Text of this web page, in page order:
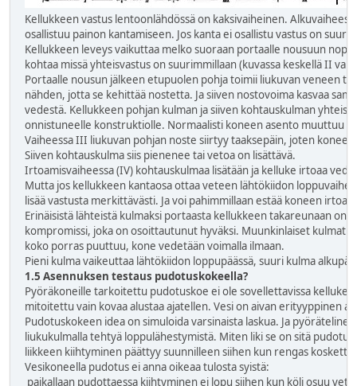
Kellukkeen vastus lentoonlähdössä on kaksivaiheinen.
osallistuu painon kantamiseen. Jos kanta ei osallistu vastus on
Kellukkeen leveys vaikuttaa melko suoraan portaalle nousuun
kohtaa missä yhteisvastus on suurimmillaan (kuvassa keskellä II
Portaalle nousun jälkeen etupuolen pohja toimii liukuvan veneen
nähden, jotta se kehittää nostetta. Ja siiven nostovoima kasvaa
vedestä. Kellukkeen pohjan kulman ja siiven kohtauskulman
onnistuneelle konstruktiolle. Normaalisti koneen asento muuttuu
Vaiheessa III liukuvan pohjan noste siirtyy taaksepäin, joten
Siiven kohtauskulma siis pienenee tai vetoa on lisättävä.
Irtoamisvaiheessa (IV) kohtauskulmaa lisätään ja kelluke irtoaa
Mutta jos kellukkeen kantaosa ottaa veteen lähtökiidon
lisää vastusta merkittävästi. Ja voi pahimmillaan estää koneen
Erinäisistä lähteistä kulmaksi portaasta kellukkeen takareunaan on
kompromissi, joka on osoittautunut hyväksi. Muunkinlaiset kulmat
koko porras puuttuu, kone vedetään voimalla ilmaan.
Pieni kulma vaikeuttaa lähtökiidon loppupäässä, suuri kulma
1.5 Asennuksen testaus pudotuskokeella?
Pyöräkoneille tarkoitettu pudotuskoe ei ole sovellettavissa
mitoitettu vain kovaa alustaa ajatellen. Vesi on aivan erityyppinen
Pudotuskokeen idea on simuloida varsinaista laskua. Ja
liukukulmalla tehtyä loppulähestymistä. Miten liki se on sitä
liikkeen kiihtyminen päättyy suunnilleen siihen kun rengas
Vesikoneella pudotus ei anna oikeaa tulosta syistä:
paikallaan pudottaessa kiihtyminen ei lopu siihen kun köli osuu